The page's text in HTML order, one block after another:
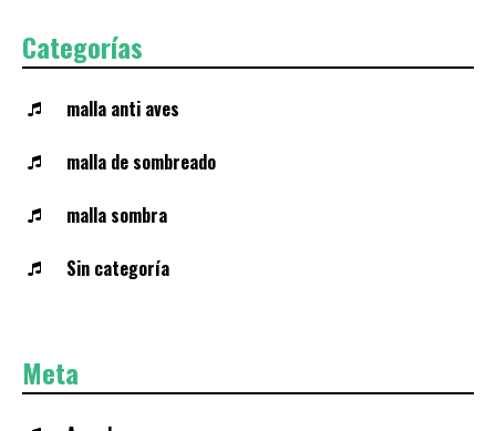
Categorías
malla anti aves
malla de sombreado
malla sombra
Sin categoría
Meta